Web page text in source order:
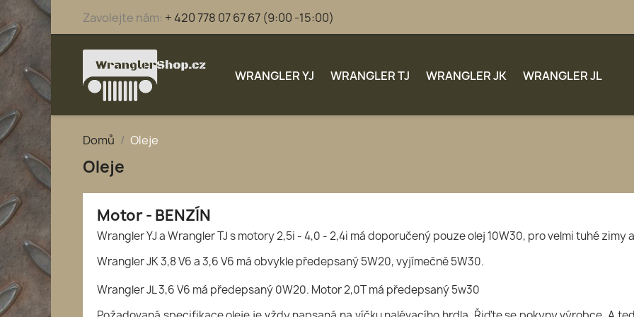
Zavolejte nám: + 420 778 07 67 67 (9:00 -15:00)
WRANGLER YJ WRANGLER TJ WRANGLER JK WRANGLER JL
Domů Oleje
Oleje
Motor - BENZÍN
Wrangler YJ a Wrangler TJ s motory 2,5i - 4,0 - 2,4i má doporučený pouze olej 10W30, pro velmi tuhé zimy
Wrangler JK 3,8 V6 a 3,6 V6 má obvykle předepsaný 5W20, vyjímečně 5W30.
Wrangler JL 3,6 V6 má předepsaný 0W20. Motor 2,0T má předepsaný 5w30